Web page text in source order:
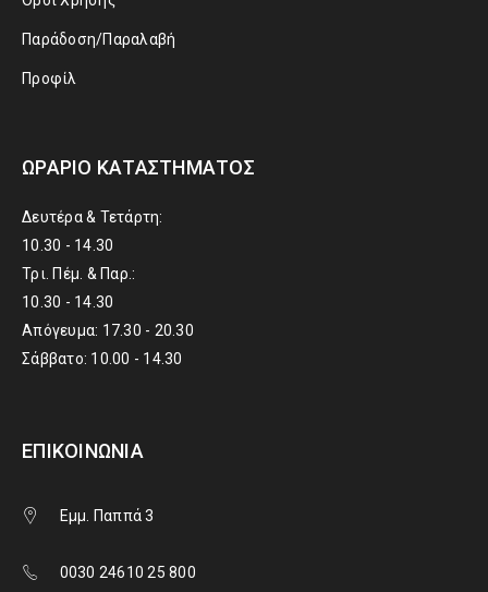
Παράδοση/Παραλαβή
Προφίλ
ΩΡΆΡΙΟ ΚΑΤΑΣΤΉΜΑΤΟΣ
Δευτέρα & Τετάρτη:
10.30 - 14.30
Τρι. Πέμ. & Παρ.:
10.30 - 14.30
Απόγευμα: 17.30 - 20.30
Σάββατο: 10.00 - 14.30
ΕΠΙΚΟΙΝΩΝΊΑ
Εμμ. Παππά 3
0030 24610 25 800